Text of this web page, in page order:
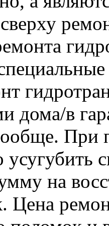
дома/в
При
на
Цена